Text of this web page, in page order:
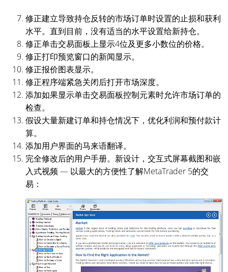
修正建立导致持仓反转的市场订单时设置的止损和获利
水平。直到目前，没有适当的水平设置给新持仓。
修正单击交易面板上显示4位及更多小数位的价格。
修正打印预览窗口的新闻显示。
修正报价图表显示。
修正程序端紧急关闭后打开市场深度。
添加如果显示单击交易面板控制元素时允许市场订单的
检查。
假设大量新建订单和持仓情况下，优化利润和预付款计
算。
添加用户界面的马来语翻译。
完全修改后的用户手册。新设计，交互式屏幕截图和嵌
入式视频 — 以最大的方便性了解MetaTrader 5的交
易：